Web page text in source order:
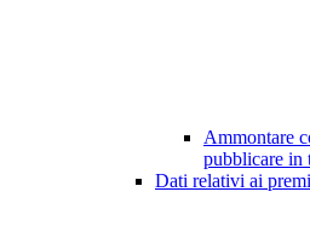
Ammontare
pubblicare in
Dati relativi ai premi